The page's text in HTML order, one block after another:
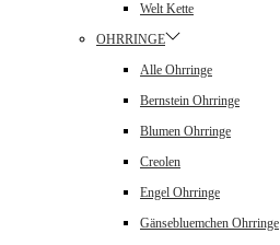
Welt Kette
OHRRINGE
Alle Ohrringe
Bernstein Ohrringe
Blumen Ohrringe
Creolen
Engel Ohrringe
Gänsebluemchen Ohrringe